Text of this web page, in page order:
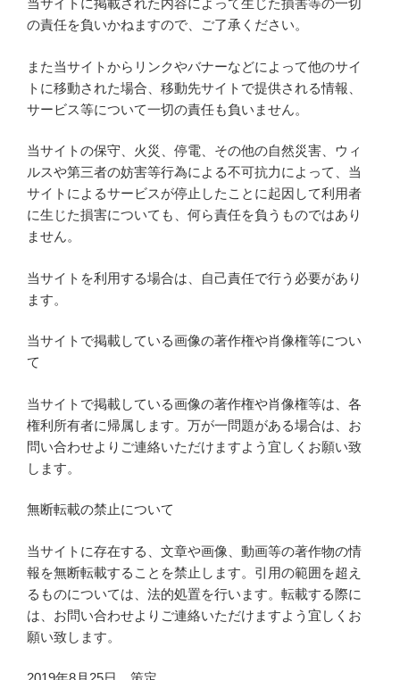
当サイトに掲載された内容によって生じた損害等の一切
の責任を負いかねますので、ご了承ください。
また当サイトからリンクやバナーなどによって他のサイ
トに移動された場合、移動先サイトで提供される情報、
サービス等について一切の責任も負いません。
当サイトの保守、火災、停電、その他の自然災害、ウィ
ルスや第三者の妨害等行為による不可抗力によって、当
サイトによるサービスが停止したことに起因して利用者
に生じた損害についても、何ら責任を負うものではあり
ません。
当サイトを利用する場合は、自己責任で行う必要があり
ます。
当サイトで掲載している画像の著作権や肖像権等につい
て
当サイトで掲載している画像の著作権や肖像権等は、各
権利所有者に帰属します。万が一問題がある場合は、お
問い合わせよりご連絡いただけますよう宜しくお願い致
します。
無断転載の禁止について
当サイトに存在する、文章や画像、動画等の著作物の情
報を無断転載することを禁止します。引用の範囲を超え
るものについては、法的処置を行います。転載する際に
は、お問い合わせよりご連絡いただけますよう宜しくお
願い致します。